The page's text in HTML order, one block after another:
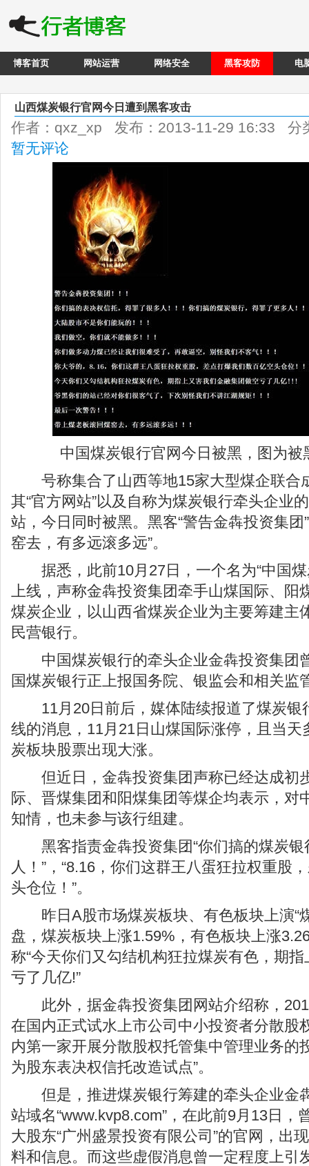
博客首页 网站运营 网络安全 黑客攻防 电
山西煤炭银行官网今日遭到黑客攻击
作者：qxz_xp 发布：2013-11-29 16:33 分
暂无评论
中国煤炭银行官网今日被黑，图为被
号称集合了山西等地15家大型煤企联合
其“官方网站”以及自称为煤炭银行牵头企业
站，今日同时被黑。黑客“警告金犇投资集团
窑去，有多远滚多远”。
据悉，此前10月27日，一个名为“中国煤
上线，声称金犇投资集团牵手山煤国际、阳
煤炭企业，以山西省煤炭企业为主要筹建主
民营银行。
中国煤炭银行的牵头企业金犇投资集团
国煤炭银行正上报国务院、银监会和相关监
11月20日前后，媒体陆续报道了煤炭银
线的消息，11月21日山煤国际涨停，且当
炭板块股票出现大涨。
但近日，金犇投资集团声称已经达成初
际、晋煤集团和阳煤集团等煤企均表示，对
知情，也未参与该行组建。
黑客指责金犇投资集团“你们搞的煤炭银
人！”，“8.16，你们这群王八蛋狂拉权重股
头仓位！”。
昨日A股市场煤炭板块、有色板块上演“
盘，煤炭板块上涨1.59%，有色板块上涨
称“今天你们又勾结机构狂拉煤炭有色，期
亏了几亿!”
此外，据金犇投资集团网站介绍称，
在国内正式试水上市公司中小投资者分散股
内第一家开展分散股权托管集中管理业务的
为股东表决权信托改造试点”。
但是，推进煤炭银行筹建的牵头企业金
站域名“www.kvp8.com”，在此前9月13日，
大股东“广州盛景投资有限公司”的官网，出
料和信息。而这些虚假消息曾一定程度上引